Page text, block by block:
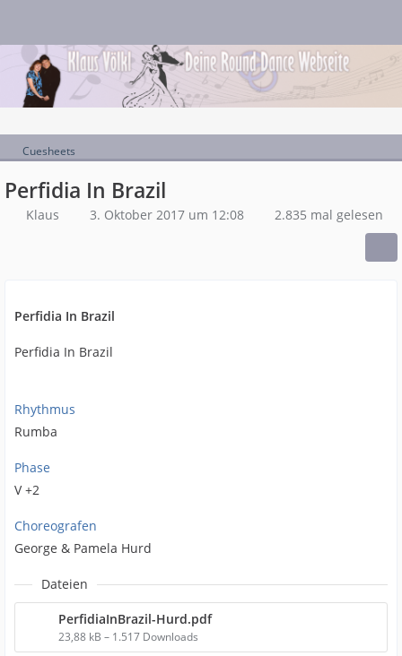
Cuesheets
Perfidia In Brazil
Klaus 3. Oktober 2017 um 12:08 2.835 mal gelesen
Perfidia In Brazil
Perfidia In Brazil
Rhythmus
Rumba
Phase
V +2
Choreografen
George & Pamela Hurd
Dateien
PerfidiaInBrazil-Hurd.pdf
23,88 kB – 1.517 Downloads